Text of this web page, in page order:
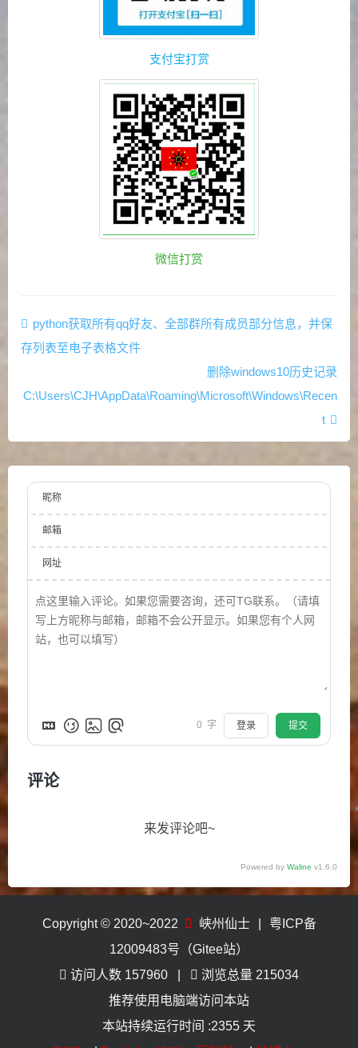
支付宝打赏
微信打赏
python获取所有qq好友、全部群所有成员部分信息，并保
存列表至电子表格文件
删除windows10历史记录
C:\Users\CJH\AppData\Roaming\Microsoft\Windows\Recen
t
昵称
邮箱
网址
0 字 登录 提交
评论
来发评论吧~
Powered by Waline v1.6.0
Copyright © 2020~2022 峡州仙士
粤ICP备
12009483号（Gitee站）
访问人数 157960 浏览总量 215034
推荐使用电脑端访问本站
本站持续运行时间 :2355 天